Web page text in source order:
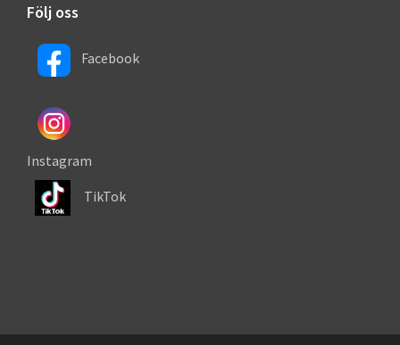
Följ oss
Facebook
Instagram
TikTok